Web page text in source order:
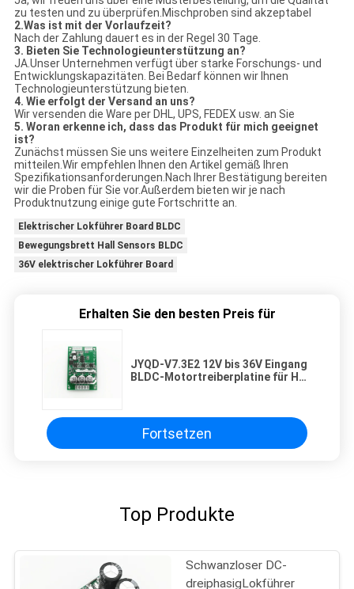
zu testen und zu überprüfen.Mischproben sind akzeptabel
2.Was ist mit der Vorlaufzeit?
Nach der Zahlung dauert es in der Regel 30 Tage.
3. Bieten Sie Technologieunterstützung an?
JA.Unser Unternehmen verfügt über starke Forschungs- und
Entwicklungskapazitäten. Bei Bedarf können wir Ihnen
Technologieunterstützung bieten.
4. Wie erfolgt der Versand an uns?
Wir versenden die Ware per DHL, UPS, FEDEX usw. an Sie
5. Woran erkenne ich, dass das Produkt für mich geeignet
ist?
Zunächst müssen Sie uns weitere Einzelheiten zum Produkt
mitteilen.Wir empfehlen Ihnen den Artikel gemäß Ihren
Spezifikationsanforderungen.Nach Ihrer Bestätigung bereiten
wir die Proben für Sie vor.Außerdem bieten wir je nach
Produktnutzung einige gute Fortschritte an.
Elektrischer Lokführer Board BLDC
Bewegungsbrett Hall Sensors BLDC
36V elektrischer Lokführer Board
Erhalten Sie den besten Preis für
JYQD-V7.3E2 12V bis 36V Eingang
BLDC-Motortreiberplatine für Hall
Fortsetzen
Top Produkte
Schwanzloser DC-
dreiphasigLokführer